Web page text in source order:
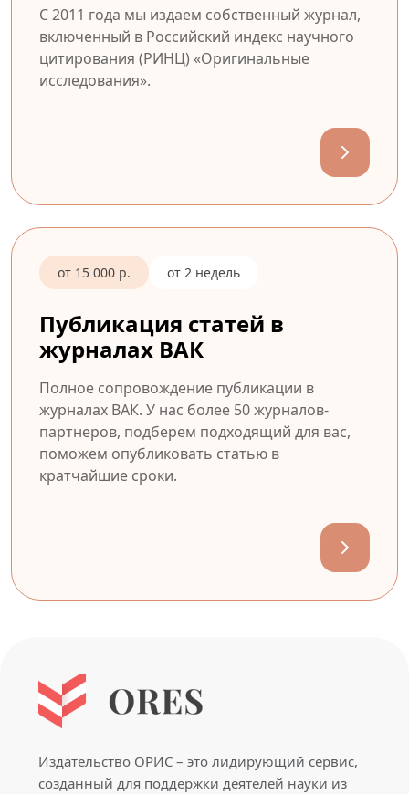
С 2011 года мы издаем собственный журнал,
включенный в Российский индекс научного
цитирования (РИНЦ) «Оригинальные
исследования».
от 15 000 р. от 2 недель
Публикация статей в
журналах ВАК
Полное сопровождение публикации в
журналах ВАК. У нас более 50 журналов-
партнеров, подберем подходящий для вас,
поможем опубликовать статью в
кратчайшие сроки.
Издательство ОРИС – это лидирующий сервис,
созданный для поддержки деятелей науки из